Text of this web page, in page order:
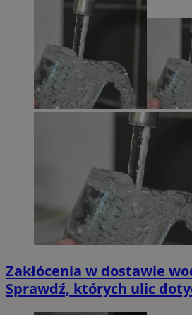
Zakłócenia w dostawie
Sprawdź, których ulic